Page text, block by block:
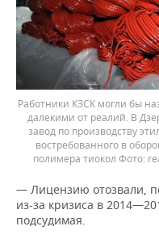
Работники КЗСК могли бы
далекими от реалий. В
завод по производству
востребованного в
полимера тиокол
— Лицензию отозвали,
из-за кризиса в
подсудимая.